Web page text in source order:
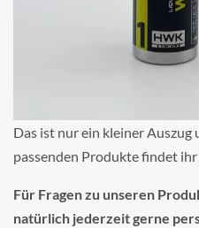
Das ist nur ein kleiner Auszug
passenden Produkte findet ihr
Für Fragen zu unseren
natürlich jederzeit gerne